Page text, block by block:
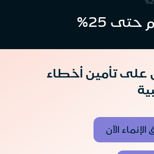
25%
تأمين أخطاء
الآن